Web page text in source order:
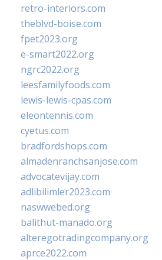
retro-interiors.com
theblvd-boise.com
fpet2023.org
e-smart2022.org
ngrc2022.org
leesfamilyfoods.com
lewis-lewis-cpas.com
eleontennis.com
cyetus.com
bradfordshops.com
almadenranchsanjose.com
advocatevijay.com
adlibilimler2023.com
naswwebed.org
balithut-manado.org
alteregotradingcompany.org
aprce2022.com